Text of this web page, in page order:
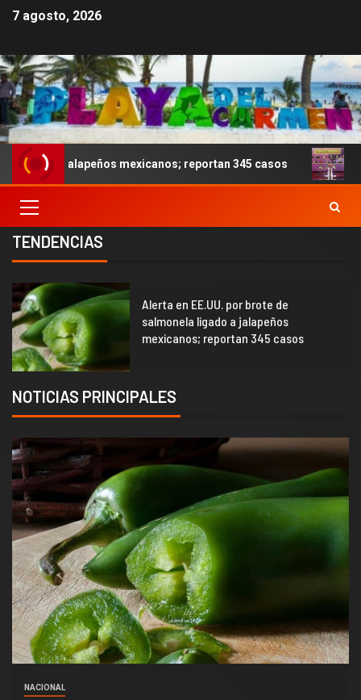
7 agosto, 2026
mexicanos; reportan 345 casos Anoche se dieron
TENDENCIAS
1
Alerta en EE.UU. por brote de
salmonela ligado a jalapeños
mexicanos; reportan 345 casos
NOTICIAS PRINCIPALES
NACIONAL